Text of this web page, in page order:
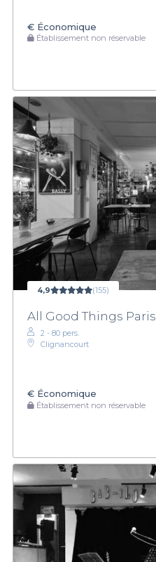
€ Économique
Établissement non réservable
4,9 (155)
All Good Things Paris
2 - 80 pers.
Clignancourt
€ Économique
Établissement non réservable